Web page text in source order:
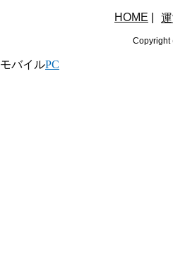
HOME
Copyright
モバイルPC